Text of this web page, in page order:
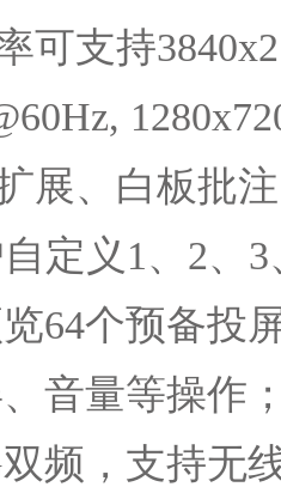
可支持
展、白板批
定义1、2、
64个预备投
音量等操作
双频，支持无